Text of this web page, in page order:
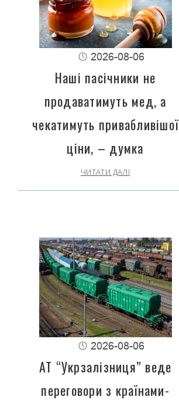
2026-08-06
Наші пасічники не
продаватимуть мед, а
чекатимуть привабливішої
ціни, – думка
ЧИТАТИ ДАЛІ
2026-08-06
АТ “Укрзалізниця” веде
переговори з країнами-